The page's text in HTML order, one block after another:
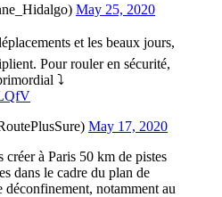
May 25, 2020
et les beaux jours,
Pour rouler en sécurité,
⤵️
May 17, 2020
créer à Paris 50 km de pistes
dans le cadre du plan de
notamment au